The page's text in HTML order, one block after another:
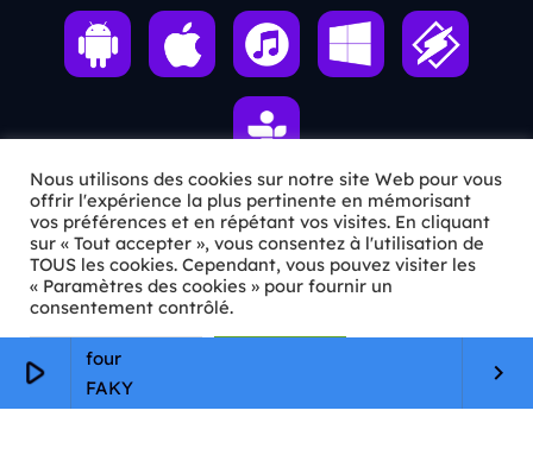
play_arrow
four
FAKY
keyboard_arrow_right
ℹ️ INFOS PRATIQUES
✉️Contact
🦊Qui sommes-nous ?
📄
Mentions légales
Nous utilisons des cookies sur notre site Web pour vous
offrir l'expérience la plus pertinente en mémorisant
vos préférences et en répétant vos visites. En cliquant
sur « Tout accepter », vous consentez à l'utilisation de
TOUS les cookies. Cependant, vous pouvez visiter les
« Paramètres des cookies » pour fournir un
consentement contrôlé.
Paramètres Cookie